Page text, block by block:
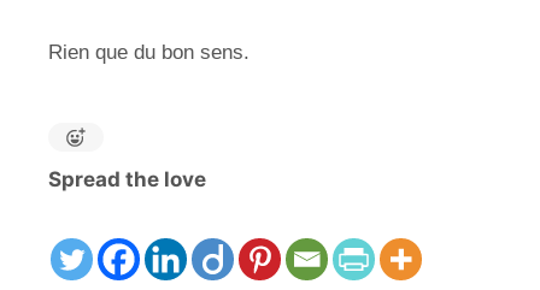
Rien que du bon sens.
Spread the love